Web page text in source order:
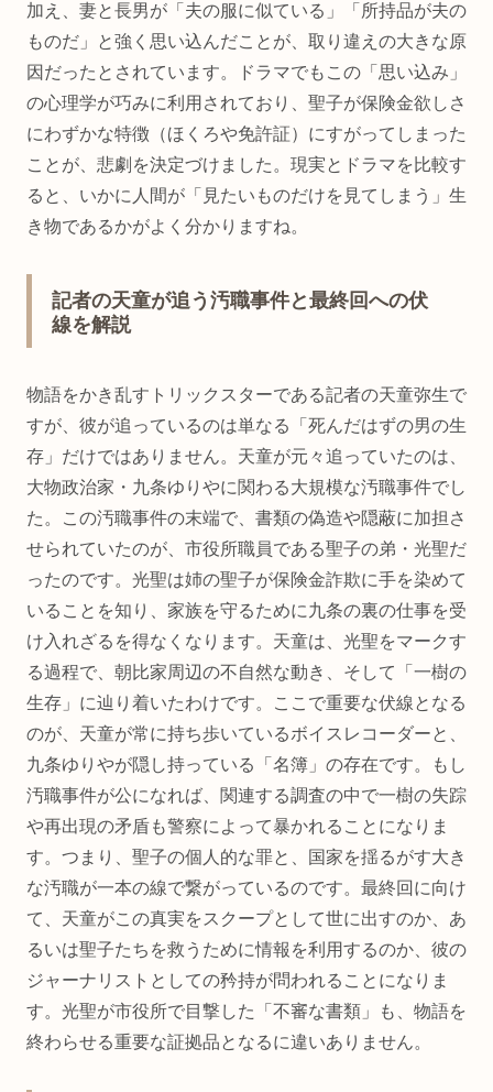
加え、妻と長男が「夫の服に似ている」「所持品が夫の
ものだ」と強く思い込んだことが、取り違えの大きな原
因だったとされています。ドラマでもこの「思い込み」
の心理学が巧みに利用されており、聖子が保険金欲しさ
にわずかな特徴（ほくろや免許証）にすがってしまった
ことが、悲劇を決定づけました。現実とドラマを比較す
ると、いかに人間が「見たいものだけを見てしまう」生
き物であるかがよく分かりますね。
記者の天童が追う汚職事件と最終回への伏
線を解説
物語をかき乱すトリックスターである記者の天童弥生で
すが、彼が追っているのは単なる「死んだはずの男の生
存」だけではありません。天童が元々追っていたのは、
大物政治家・九条ゆりやに関わる大規模な汚職事件でし
た。この汚職事件の末端で、書類の偽造や隠蔽に加担さ
せられていたのが、市役所職員である聖子の弟・光聖だ
ったのです。光聖は姉の聖子が保険金詐欺に手を染めて
いることを知り、家族を守るために九条の裏の仕事を受
け入れざるを得なくなります。天童は、光聖をマークす
る過程で、朝比家周辺の不自然な動き、そして「一樹の
生存」に辿り着いたわけです。ここで重要な伏線となる
のが、天童が常に持ち歩いているボイスレコーダーと、
九条ゆりやが隠し持っている「名簿」の存在です。もし
汚職事件が公になれば、関連する調査の中で一樹の失踪
や再出現の矛盾も警察によって暴かれることになりま
す。つまり、聖子の個人的な罪と、国家を揺るがす大き
な汚職が一本の線で繋がっているのです。最終回に向け
て、天童がこの真実をスクープとして世に出すのか、あ
るいは聖子たちを救うために情報を利用するのか、彼の
ジャーナリストとしての矜持が問われることになりま
す。光聖が市役所で目撃した「不審な書類」も、物語を
終わらせる重要な証拠品となるに違いありません。